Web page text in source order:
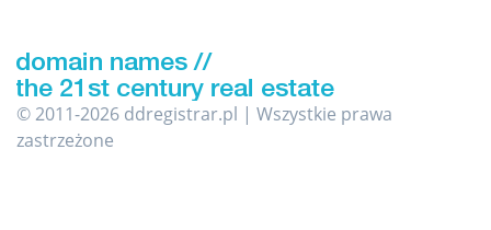
© 2011-2026 ddregistrar.pl | Wszystkie prawa
zastrzeżone